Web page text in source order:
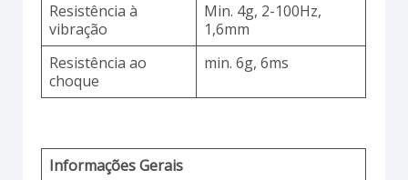
Resistência à
vibração
Min. 4g, 2-100Hz,
1,6mm
Resistência ao
choque
min. 6g, 6ms
Informações Gerais